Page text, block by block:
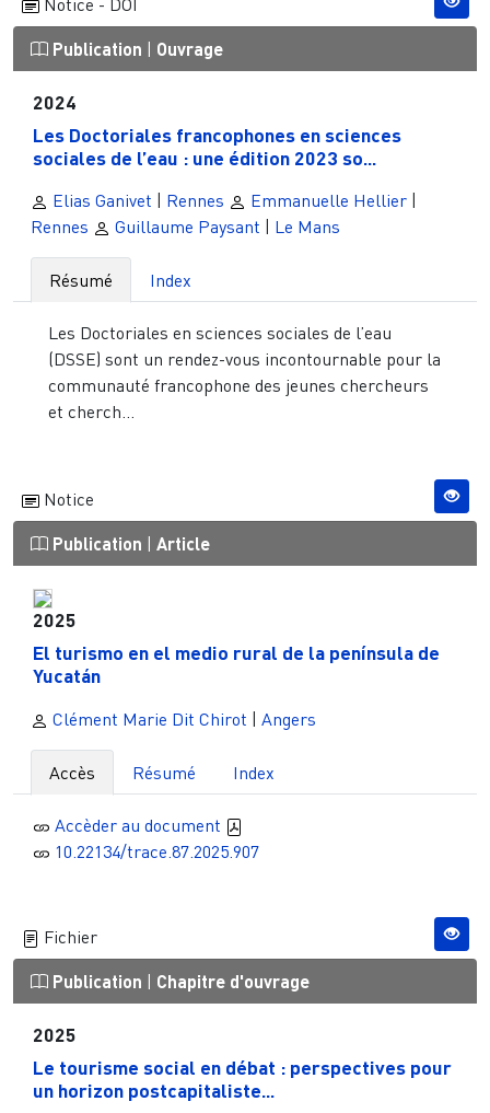
Notice - DOI
Publication Ouvrage
2024
Les Doctoriales francophones en sciences
sociales de l’eau : une édition 2023 so...
Elias Ganivet Rennes Emmanuelle Hellier
Rennes
Guillaume Paysant Le Mans
Résumé Index
Les Doctoriales en sciences sociales de l’eau
(DSSE) sont un rendez-vous incontournable pour la
communauté francophone des jeunes chercheurs
et cherch...
Notice
Publication Article
2025
El turismo en el medio rural de la península de
Yucatán
Clément Marie Dit Chirot | Angers
Accès Résumé Index
Accèder au document
10.22134/trace.87.2025.907
Fichier
Publication Chapitre d'ouvrage
2025
Le tourisme social en débat : perspectives pour
un horizon postcapitaliste...